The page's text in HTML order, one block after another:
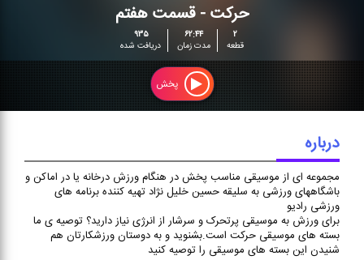
حركت - قسمت هفتم
مجموعه ای از موسیقی مناسب
پخش در هنگام ورزش درخانه یا
در اماکن و باشگاههای ورزشی به
سلیقه حسین خلیل نژاد تهیه
کننده برنامه های ورزشی رادیو
حركت - قسمت هفتم
۲
قطعه
۶۲:۴۴
مدت زمان
۹۳۵
دریافت شده
پخش
درباره
مجموعه ای از موسیقی مناسب پخش در هنگام ورزش درخانه یا در اماکن و
باشگاههای ورزشی به سلیقه حسین خلیل نژاد تهیه کننده برنامه های
ورزشی رادیو
برای ورزش به موسیقی پرتحرک و سرشار از انرژی نیاز دارید؟ توصیه ی ما
بسته های موسیقی حرکت است.بشنوید و به دوستان ورزشکارتان هم
شنیدن این بسته های موسیقی را توصیه کنید